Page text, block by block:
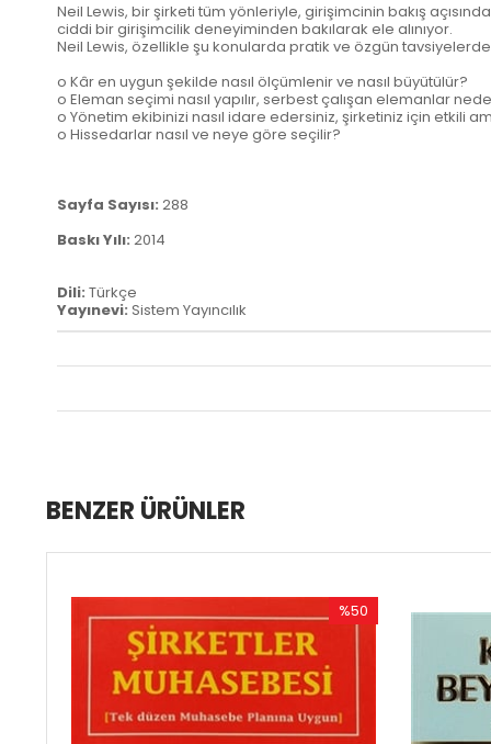
Neil Lewis, bir şirketi tüm yönleriyle, girişimcinin bakış
ciddi bir girişimcilik deneyiminden bakılarak ele alınıyor.
Neil Lewis, özellikle şu konularda pratik ve özgün
o Kâr en uygun şekilde nasıl ölçümlenir ve nasıl büyütülür?
o Eleman seçimi nasıl yapılır, serbest çalışan elemanlar
o Yönetim ekibinizi nasıl idare edersiniz, şirketiniz için etkili
o Hissedarlar nasıl ve neye göre seçilir?
Sayfa Sayısı: 288
Baskı Yılı: 2014
Dili: Türkçe
Yayınevi: Sistem Yayıncılık
BENZER ÜRÜNLER
%50
İndirim
%50İndirim